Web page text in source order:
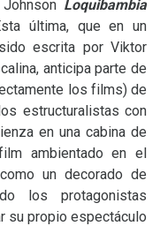
Loquibambia
última, que en un
escrita por Viktor
anticipa parte de
los films) de
estructuralistas con
en una cabina de
ambientado en el
un decorado de
los protagonistas
su propio espectáculo